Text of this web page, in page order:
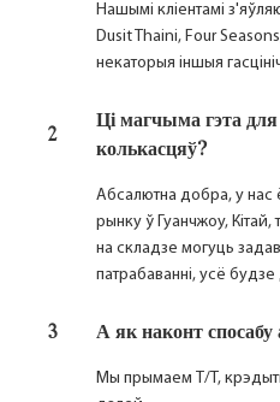
Нашымі кліентамі
Dusit Thaini, Four
некаторыя іншыя
2
Ці магчыма гэта для
колькасцяў?
Абсалютна добра, у нас
рынку ў Гуанчжоу, Кітай,
на складзе могуць
патрабаванні, усё
3 А як наконт
Мы прымаем T/T,